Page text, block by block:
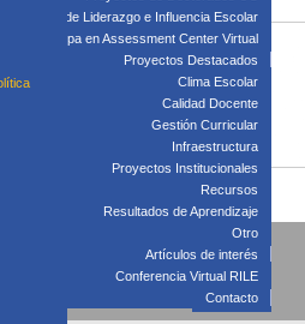
Laboratorio de Liderazgo e Influencia Escolar
Participa en Assessment Center Virtual
Proyectos Destacados
Clima Escolar
Calidad Docente
Gestión Curricular
Infraestructura
Proyectos Institucionales
Recursos
Resultados de Aprendizaje
Otro
Artículos de interés
Conferencia Virtual RILE
Contacto